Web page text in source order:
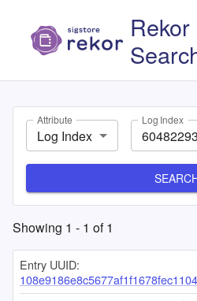
Rekor
Attribute
Log Index
Log Index
Showing 1 - 1 of1
Entry UUID: